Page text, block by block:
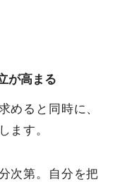
が高まる
めると同時に、
ます。
次第。自分を把